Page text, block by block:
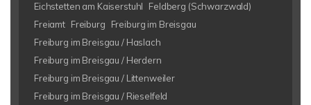
Eichstetten am Kaiserstuhl
Feldberg (Schwarzwald)
Freiamt Freiburg
Freiburg im Breisgau
Freiburg im Breisgau / Haslach
Freiburg im Breisgau / Herdern
Freiburg im Breisgau / Littenweiler
Freiburg im Breisgau / Rieselfeld